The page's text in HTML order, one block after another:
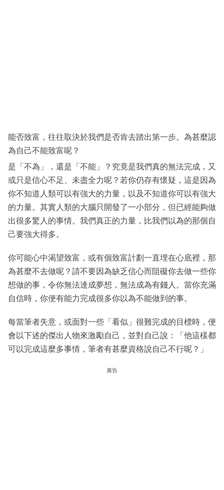
閱
專
能否致富，往往取決於我們是否肯去踏出第一步。為甚麼認
為自己不能致富呢？
是「不為」，還是「不能」？究竟是我們真的無法完成，又
或只是信心不足、未盡全力呢？若你仍存有懷疑，這是因為
你不知道人類可以有強大的力量，以及不知道你可以有強大
的力量。其實人類的大腦只開發了一小部分，但已經能夠做
出很多驚人的事情。我們真正的力量，比我們以為的那個自
己要強大得多。
你可能心中渴望致富，或有個致富計劃一直埋在心底裡，那
為甚麼不去做呢？請不要因為缺乏信心而阻礙你去做一些你
想做的事，令你無法達成夢想，無法成為有錢人。當你充滿
自信時，你便有能力完成很多你以為不能做到的事。
每當筆者失意，或面對一些「看似」很難完成的目標時，便
會以下述的傑出人物來激勵自己，並對自己說：「他這樣都
可以完成這麼多事情，筆者有甚麼資格說自己不行呢？」
廣告